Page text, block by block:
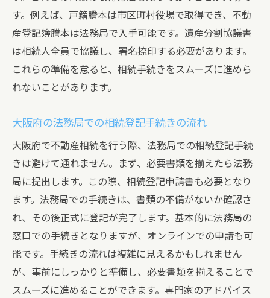
す。例えば、戸籍謄本は市区町村役場で取得でき、不動
産登記簿謄本は法務局で入手可能です。遺産分割協議書
は相続人全員で協議し、署名捺印する必要があります。
これらの準備を怠ると、相続手続きをスムーズに進めら
れないことがあります。
大阪府の法務局での相続登記手続きの流れ
大阪府で不動産相続を行う際、法務局での相続登記手続
きは避けて通れません。まず、必要書類を揃えたら法務
局に提出します。この際、相続登記申請書も必要となり
ます。法務局での手続きは、書類の不備がないか確認さ
れ、その後正式に登記が完了します。基本的に法務局の
窓口での手続きとなりますが、オンラインでの申請も可
能です。手続きの流れは複雑に見えるかもしれません
が、事前にしっかりと準備し、必要書類を揃えることで
スムーズに進めることができます。専門家のアドバイス